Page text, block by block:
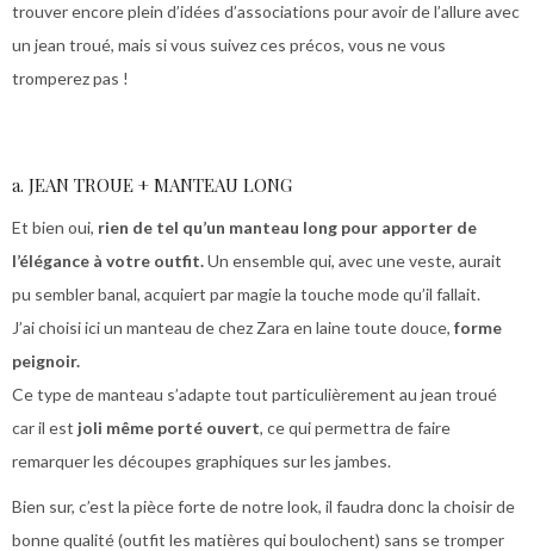
trouver encore plein d’idées d’associations pour avoir de l’allure avec
un jean troué, mais si vous suivez ces précos, vous ne vous
tromperez pas !
a. JEAN TROUE + MANTEAU LONG
Et bien oui, rien de tel qu’un manteau long pour apporter de
l’élégance à votre outfit.Un ensemble qui, avec une veste, aurait
pu sembler banal, acquiert par magie la touche mode qu’il fallait.
J’ai choisi ici un manteau de chez Zara en laine toute douce, forme
peignoir.
Ce type de manteau s’adapte tout particulièrement au jean troué
car il est joli même porté ouvert, ce qui permettra de faire
remarquer les découpes graphiques sur les jambes.
Bien sur, c’est la pièce forte de notre look, il faudra donc la choisir de
bonne qualité (outfit les matières qui boulochent) sans se tromper